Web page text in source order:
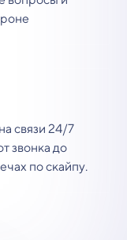
связи 24/7
звонка до
по скайпу.